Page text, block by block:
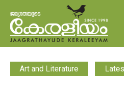
Art and Literature